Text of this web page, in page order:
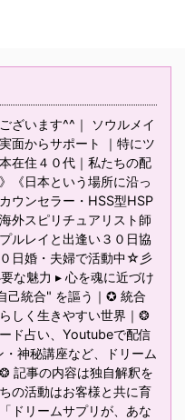
ざいます^^｜ ソウルメイ
面からサポート ｜特にツ
在住４０代｜私たちの配
《日本という場所に沿っ
ウンセラー・HSS型HSP
外スピリチュアリスト師
ルレイと出逢い３０日協
日婚・夫婦で活動中☆彡
な魅力 ▸ 心を魂に近づけ
己統合" を謳う｜✪ 統合
しく生きやすい世界｜❂
ド占い、Youtubeで配信
神秘講座など、ドリーム
記事の内容は独自解釈を
の活動はお客様と共に育
ドリームサプリが、あな